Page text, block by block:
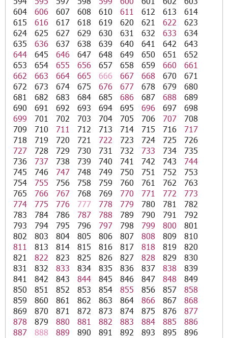
604
606 607 608 610 611 612 613
614
615
616 617 618 619 620 621 622
623
624
625 627 629 630 631 632 633
634
635
636 637 638 639 640 641 642
643
644
645 646 647 648 649 650 651
652
653
654 655 656 657 658 659 660
661
662
663 664 665 666 667 668 670
671
672
673 674 675 676 677 678 679
680
681
682 683 684 685 686 687 688
689
690
691 692 693 694 695 696 697
698
699
701 702 703 704 705 706 707
708
709
710 711 712 713 714 715 716
717
718
719 720 721 722 723 724 725
726
727
728 729 730 731 732 733 734
735
736
737 738 739 740 741 742 743
744
745
746 747 748 749 750 751 752
753
754
755 756 758 759 760 761 762
763
765
766 767 768 769 770 771 772
773
774
775 776 777 778 779 780 781
782
783
784 786 787 788 789 790 791
792
793
794 795 796 797 798 799 800
801
802
803 804 805 806 807 808 809
810
811
813 814 815 816 817 818 819
820
821
822 823 825 826 827 828 829
830
831
832 833 834 835 836 837 838
839
841
842 843 844 845 846 847 848
849
850
851 852 853 854 855 856 857
858
859
860 861 862 863 864 866 867
868
869
870 871 872 873 874 875 876
877
878
879 880 881 882 883 884 885
886
887
888 889 890 891 892 893 895
896